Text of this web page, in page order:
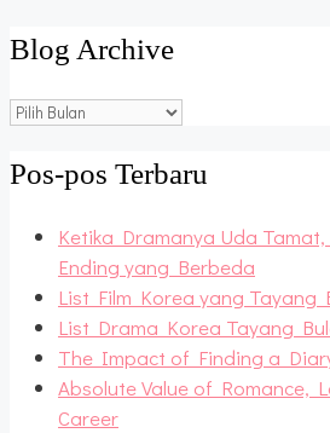
Blog Archive
Blog
Pos-pos Terbaru
Ketika Dramanya Uda
Ending yang Berbeda
List Film Korea yang Tayang
List Drama Korea Tayang
The Impact of Finding a
Absolute Value of Romance,
Career